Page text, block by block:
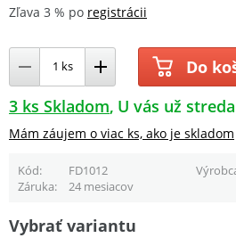
Zľava 3 % po registrácii
Do
3 ks Skladom U vás už
Mám záujem o viac ks, ako je skladom
Kód FD1012
Záruka
24 mesiacov
Vybrať variantu